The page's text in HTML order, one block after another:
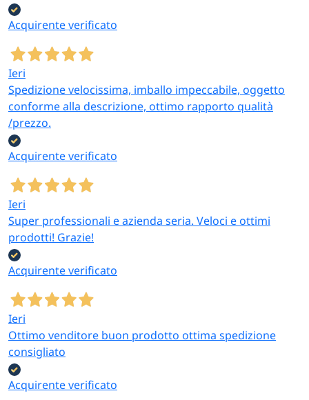
Acquirente verificato
Ieri
Spedizione velocissima, imballo impeccabile, oggetto
conforme alla descrizione, ottimo rapporto qualità
/prezzo.
Acquirente verificato
Ieri
Super professionali e azienda seria. Veloci e ottimi
prodotti! Grazie!
Acquirente verificato
Ieri
Ottimo venditore buon prodotto ottima spedizione
consigliato
Acquirente verificato